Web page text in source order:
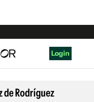
Login
de Rodríguez